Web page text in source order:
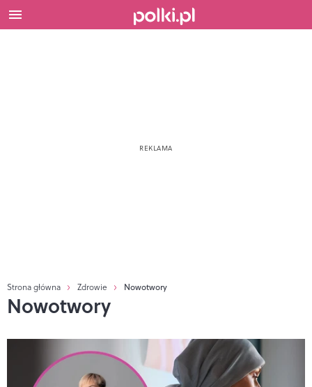
Strona główna Zdrowie Nowotwory
Nowotwory